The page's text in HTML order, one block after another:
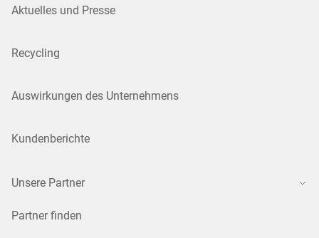
Aktuelles und Presse
Recycling
Auswirkungen des Unternehmens
Kundenberichte
Unsere Partner
Partner finden